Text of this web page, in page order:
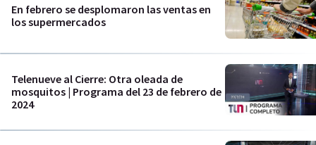
En febrero se desplomaron las ventas en
los supermercados
Telenueve al Cierre: Otra oleada de
mosquitos | Programa del 23 de febrero de
2024